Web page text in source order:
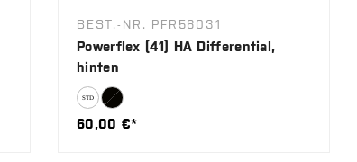
BEST.-NR. PFR56031
Powerflex (41) HA Differential,
hinten
60,00 €*